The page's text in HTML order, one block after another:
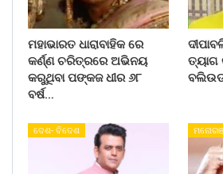
ମହାଭାରତ ଧାରାବାହିକ ରେ
କର୍ଣ୍ଣ ଚରିତ୍ରରେ ଅଭିନୟ
କରୁଥିବା ପଙ୍କଜ ଧୀର ୬୮
ବର୍ଷ…
ତ୍ୟାଗ
ବଲିଉଡ
ଦେଶ- ବିଦେଶ